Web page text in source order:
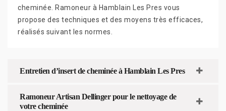
cheminée. Ramoneur à Hamblain Les Pres vous
propose des techniques et des moyens très efficaces,
réalisés suivant les normes.
Entretien d’insert de cheminée à Hamblain Les Pres
Ramoneur Artisan Dellinger pour le nettoyage de
votre cheminée